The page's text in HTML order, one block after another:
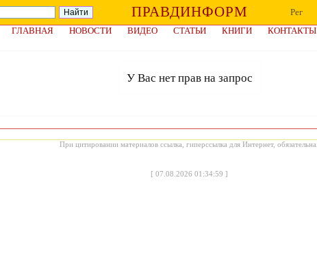
ПРАВДИНФОРМ
Рег
ГЛАВНАЯ
НОВОСТИ ВИДЕО СТАТЬИ КНИГИ КОНТАКТЫ
У Вас нет прав на запрос
При цитировании материалов ссылка, гиперссылка для Интернет, обязательна.
[ 07.08.2026 01:34:59 ]